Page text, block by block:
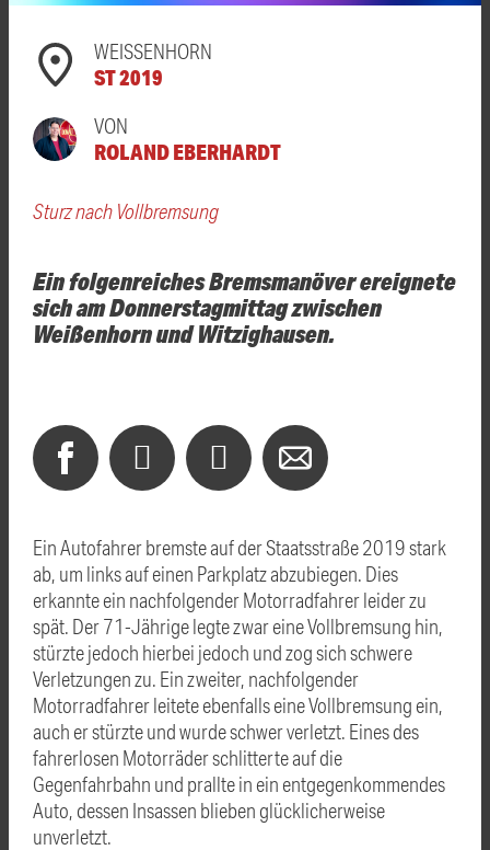
WEISSENHORN
ST 2019
VON
ROLAND EBERHARDT
Sturz nach Vollbremsung
Ein folgenreiches Bremsmanöver ereignete
sich am Donnerstagmittag zwischen
Weißenhorn und Witzighausen.
Ein Autofahrer bremste auf der Staatsstraße 2019 stark
ab, um links auf einen Parkplatz abzubiegen. Dies
erkannte ein nachfolgender Motorradfahrer leider zu
spät. Der 71-Jährige legte zwar eine Vollbremsung hin,
stürzte jedoch hierbei jedoch und zog sich schwere
Verletzungen zu. Ein zweiter, nachfolgender
Motorradfahrer leitete ebenfalls eine Vollbremsung ein,
auch er stürzte und wurde schwer verletzt. Eines des
fahrerlosen Motorräder schlitterte auf die
Gegenfahrbahn und prallte in ein entgegenkommendes
Auto, dessen Insassen blieben glücklicherweise
unverletzt.